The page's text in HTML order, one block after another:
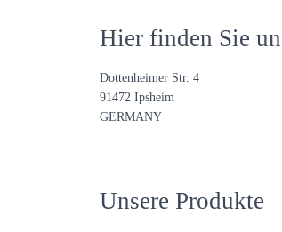
Hier finden Sie
Dottenheimer Str. 4
91472 Ipsheim
GERMANY
Unsere Produkte